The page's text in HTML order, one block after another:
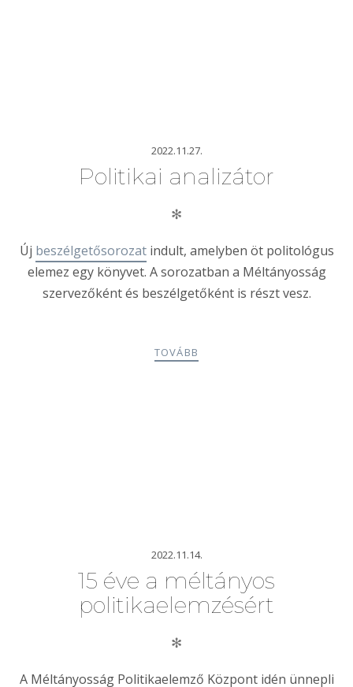
2022.11.27.
Politikai analizátor
✻
Új beszélgetősorozatindult, amelyben öt politológus
elemez egy könyvet. A sorozatban a Méltányosság
szervezőként és beszélgetőként is részt vesz.
TOVÁBB
2022.11.14.
15 éve a méltányos
politikaelemzésért
✻
A Méltányosság Politikaelemző Központ idén ünnepli